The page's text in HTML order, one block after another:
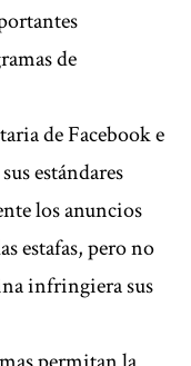
de
de Facebook e
estándares
los anuncios
estafas, pero no
infringiera sus